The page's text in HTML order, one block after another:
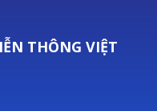
THÔNG VIỆT